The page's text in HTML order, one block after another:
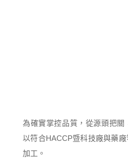
為確實掌控品質，從源頭把關
以符合HACCP暨科技廠與藥
加工。